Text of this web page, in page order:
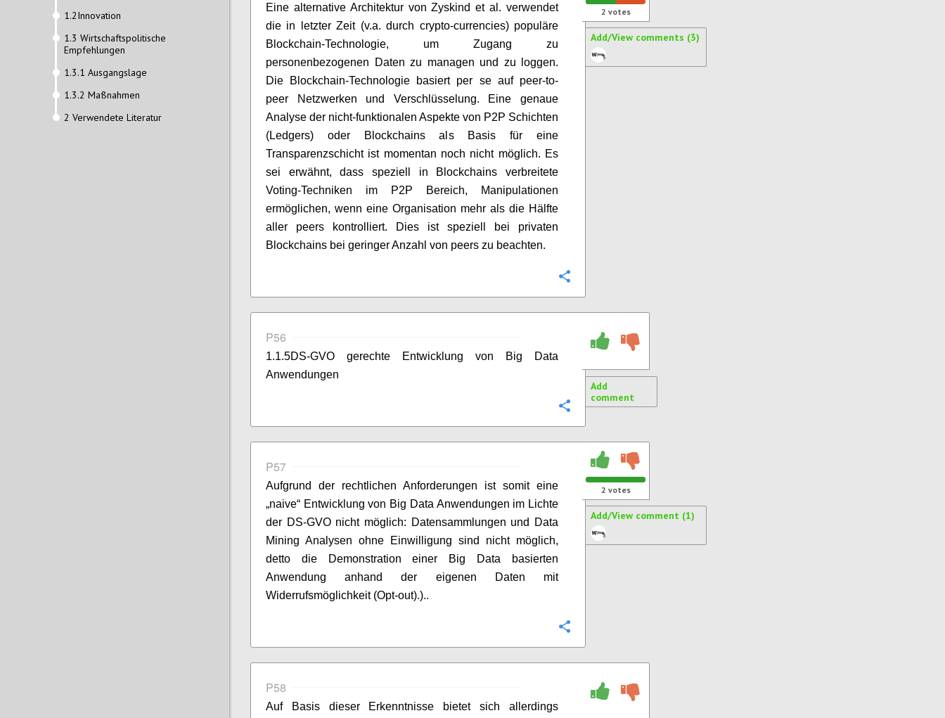
1.2Innovation
1.3 Wirtschaftspolitische
Empfehlungen
1.3.1 Ausgangslage
1.3.2 Maßnahmen
2 Verwendete Literatur
Eine alternative Architektur von Zyskind et al. verwendet
die in letzter Zeit (v.a. durch crypto-currencies) populäre
Blockchain-Technologie, um Zugang zu
personenbezogenen Daten zu managen und zu loggen.
Die Blockchain-Technologie basiert per se auf peer-to-
peer Netzwerken und Verschlüsselung. Eine genaue
Analyse der nicht-funktionalen Aspekte von P2P Schichten
(Ledgers) oder Blockchains als Basis für eine
Transparenzschicht ist momentan noch nicht möglich. Es
sei erwähnt, dass speziell in Blockchains verbreitete
Voting-Techniken im P2P Bereich, Manipulationen
ermöglichen, wenn eine Organisation mehr als die Hälfte
aller peers kontrolliert. Dies ist speziell bei privaten
Blockchains bei geringer Anzahl von peers zu beachten.
2 votes
Add/View comments (3)
P56
Configure
1.1.5DS-GVO gerechte Entwicklung von Big Data
Anwendungen
Add
comment
P57
Aufgrund der rechtlichen Anforderungen ist somit eine
„naive“ Entwicklung von Big Data Anwendungen im Lichte
der DS-GVO nicht möglich: Datensammlungen und Data
Mining Analysen ohne Einwilligung sind nicht möglich,
detto die Demonstration einer Big Data basierten
Anwendung anhand der eigenen Daten mit
Widerrufsmöglichkeit (Opt-out).)..
2 votes
Add/View comment (1)
P58
Auf Basis dieser Erkenntnisse bietet sich allerdings